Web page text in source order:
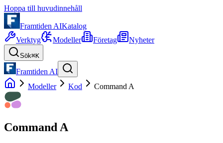
Hoppa till huvudinnehåll
Framtiden AIKatalog
Verktyg
Modeller Företag Nyheter
Sök⌘K
Framtiden AI
Modeller
Kod Command A
Command A